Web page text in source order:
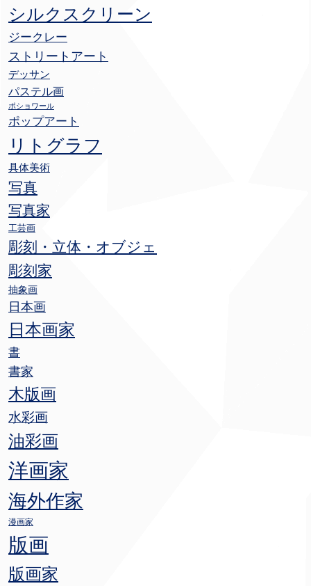
シルクスクリーン
ジークレー
ストリートアート
デッサン
パステル画
ポショワール
ポップアート
リトグラフ
具体美術
写真
写真家
工芸画
彫刻・立体・オブジェ
彫刻家
抽象画
日本画
日本画家
書
書家
木版画
水彩画
油彩画
洋画家
海外作家
漫画家
版画
版画家